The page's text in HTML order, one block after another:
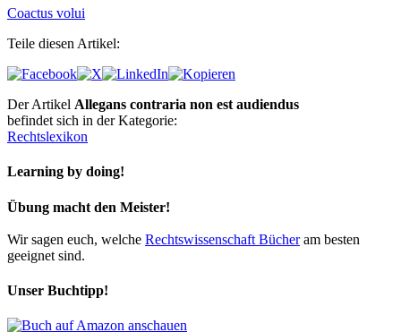
Coactus volui
Teile diesen Artikel:
Der Artikel Allegans contraria non est audiendus
befindet sich in der Kategorie:
Rechtslexikon
Learning by doing!
Übung macht den Meister!
Wir sagen euch, welche Rechtswissenschaft Bücheram besten
geeignet sind.
Unser Buchtipp!